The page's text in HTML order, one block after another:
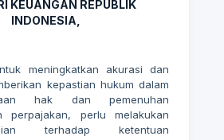
KEUANGAN REPUBLIK
INDONESIA,
meningkatkan akurasi dan
kepastian hukum dalam
hak dan pemenuhan
perpajakan, perlu melakukan
terhadap ketentuan